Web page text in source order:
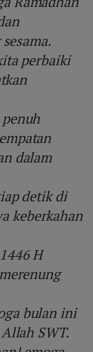
perbaiki
dalam
detik di
keberkahan
H
bulan ini
SWT.